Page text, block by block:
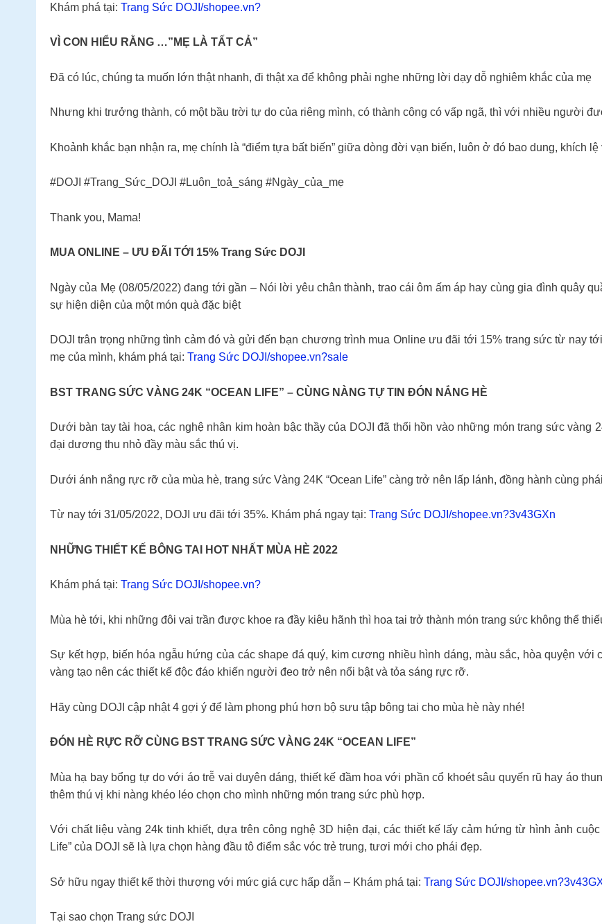
Khám phá tại: Trang Sức DOJI/shopee.vn?
VÌ CON HIỂU RẰNG …”MẸ LÀ TẤT CẢ”
Đã có lúc, chúng ta muốn lớn thật nhanh, đi thật xa để không phải nghe những lời dạy dỗ nghiêm khắc của mẹ
Nhưng khi trưởng thành, có một bầu trời tự do của riêng mình, có thành công có vấp ngã, thì với nhiều người
Khoảnh khắc bạn nhận ra, mẹ chính là “điểm tựa bất biến” giữa dòng đời vạn biến, luôn ở đó bao dung, khích
#DOJI #Trang_Sức_DOJI #Luôn_toả_sáng #Ngày_của_mẹ
Thank you, Mama!
MUA ONLINE – ƯU ĐÃI TỚI 15% Trang Sức DOJI
Ngày của Mẹ (08/05/2022) đang tới gần – Nói lời yêu chân thành, trao cái ôm ấm áp hay cùng gia đình quây
sự hiện diện của một món quà đặc biệt
DOJI trân trọng những tình cảm đó và gửi đến bạn chương trình mua Online ưu đãi tới 15% trang sức từ nay
mẹ của mình, khám phá tại: Trang Sức DOJI/shopee.vn?sale
BST TRANG SỨC VÀNG 24K “OCEAN LIFE” – CÙNG NÀNG TỰ TIN ĐÓN NẮNG HÈ
Dưới bàn tay tài hoa, các nghệ nhân kim hoàn bậc thầy của DOJI đã thổi hồn vào những món trang sức vàng
đại dương thu nhỏ đầy màu sắc thú vị.
Dưới ánh nắng rực rỡ của mùa hè, trang sức Vàng 24K “Ocean Life” càng trở nên lấp lánh, đồng hành cùng
Từ nay tới 31/05/2022, DOJI ưu đãi tới 35%. Khám phá ngay tại: Trang Sức DOJI/shopee.vn?3v43GXn
NHỮNG THIẾT KẾ BÔNG TAI HOT NHẤT MÙA HÈ 2022
Khám phá tại: Trang Sức DOJI/shopee.vn?
Mùa hè tới, khi những đôi vai trần được khoe ra đầy kiêu hãnh thì hoa tai trở thành món trang sức không thể
Sự kết hợp, biến hóa ngẫu hứng của các shape đá quý, kim cương nhiều hình dáng, màu sắc, hòa quyện với
vàng tạo nên các thiết kế độc đáo khiến người đeo trở nên nổi bật và tỏa sáng rực rỡ.
Hãy cùng DOJI cập nhật 4 gợi ý để làm phong phú hơn bộ sưu tập bông tai cho mùa hè này nhé!
ĐÓN HÈ RỰC RỠ CÙNG BST TRANG SỨC VÀNG 24K “OCEAN LIFE”
Mùa hạ bay bổng tự do với áo trễ vai duyên dáng, thiết kế đầm hoa với phần cổ khoét sâu quyến rũ hay áo
thêm thú vị khi nàng khéo léo chọn cho mình những món trang sức phù hợp.
Với chất liệu vàng 24k tinh khiết, dựa trên công nghệ 3D hiện đại, các thiết kế lấy cảm hứng từ hình ảnh
Life” của DOJI sẽ là lựa chọn hàng đầu tô điểm sắc vóc trẻ trung, tươi mới cho phái đẹp.
Sở hữu ngay thiết kế thời thượng với mức giá cực hấp dẫn – Khám phá tại: Trang Sức DOJI/
Tại sao chọn Trang sức DOJI